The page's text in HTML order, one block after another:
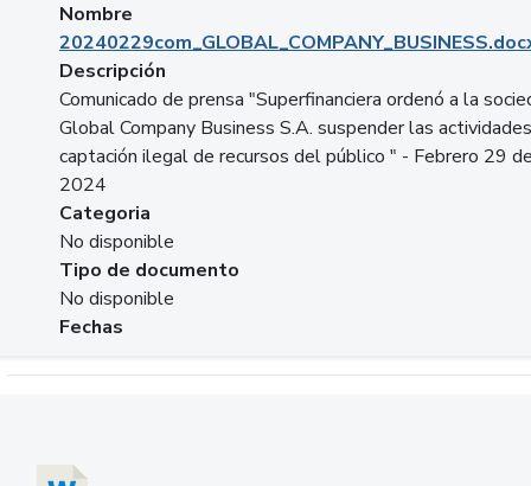
Nombre
Descripción
Comunicado de prensa "Superfinanciera ordenó a la
Global Company Business S.A. suspender las
captación ilegal de recursos del público " - Febrero 29
2024
Categoria
No disponible
Tipo de documento
No disponible
Fechas